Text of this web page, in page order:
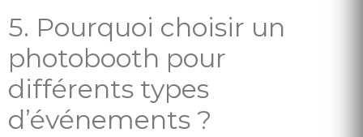
5. Pourquoi choisir un
photobooth pour
différents types
d’événements ?